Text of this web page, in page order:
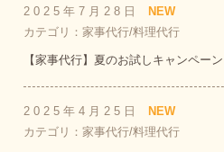
2025年7月28日
NEW
カテゴリ：家事代行/料理代行
【家事代行】夏のお試しキャンペーン
2025年4月25日
NEW
カテゴリ：家事代行/料理代行